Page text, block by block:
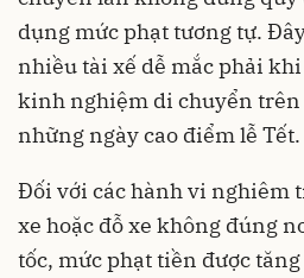
dụng mức phạt tương tự.
nhiều tài xế dễ mắc phải
kinh nghiệm di chuyển trên
những ngày cao điểm lễ Tết.
Đối với các hành vi nghiêm
xe hoặc đỗ xe không đúng
tốc, mức phạt tiền được